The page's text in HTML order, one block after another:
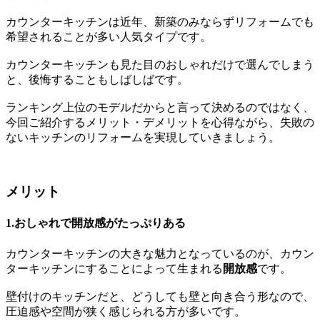
カウンターキッチンは近年、新築のみならずリフォームでも
希望されることが多い人気タイプです。
カウンターキッチンも見た目のおしゃれだけで選んでしまう
と、後悔することもしばしばです。
ランキング上位のモデルだからと言って決めるのではなく、
今回ご紹介するメリット・デメリットを心得ながら、失敗の
ないキッチンのリフォームを実現していきましょう。
メリット
1.おしゃれで開放感がたっぷりある
カウンターキッチンの大きな魅力となっているのが、カウン
ターキッチンにすることによって生まれる 開放感です。
壁付けのキッチンだと、どうしても壁と向き合う形なので、
圧迫感や空間が狭く感じられる方が多いです。